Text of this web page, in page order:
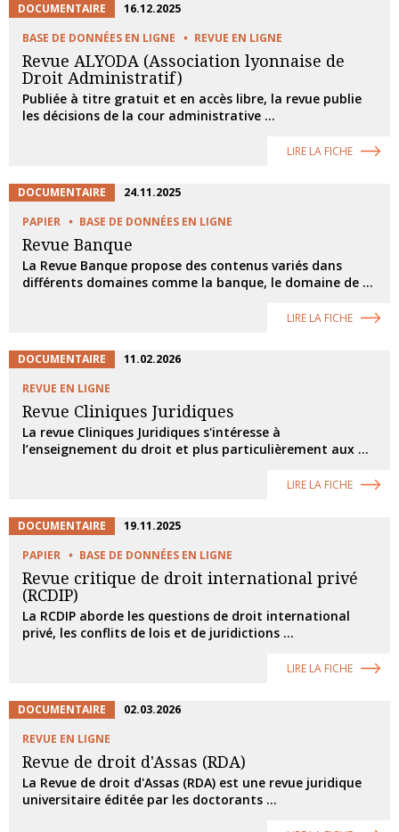
DOCUMENTAIRE
16.12.2025
BASE DE DONNÉES EN LIGNE
REVUE EN LIGNE
Revue ALYODA (Association lyonnaise de
Droit Administratif)
Publiée à titre gratuit et en accès libre, la revue publie
les décisions de la cour administrative ...
LIRE LA FICHE
DOCUMENTAIRE
24.11.2025
PAPIER
BASE DE DONNÉES EN LIGNE
Revue Banque
La Revue Banque propose des contenus variés dans
différents domaines comme la banque, le domaine de ...
LIRE LA FICHE
DOCUMENTAIRE
11.02.2026
REVUE EN LIGNE
Revue Cliniques Juridiques
La revue Cliniques Juridiques s'intéresse à
l’enseignement du droit et plus particulièrement aux ...
LIRE LA FICHE
DOCUMENTAIRE
19.11.2025
PAPIER
BASE DE DONNÉES EN LIGNE
Revue critique de droit international privé
(RCDIP)
La RCDIP aborde les questions de droit international
privé, les conflits de lois et de juridictions ...
LIRE LA FICHE
DOCUMENTAIRE
02.03.2026
REVUE EN LIGNE
Revue de droit d'Assas (RDA)
La Revue de droit d'Assas (RDA) est une revue juridique
universitaire éditée par les doctorants ...